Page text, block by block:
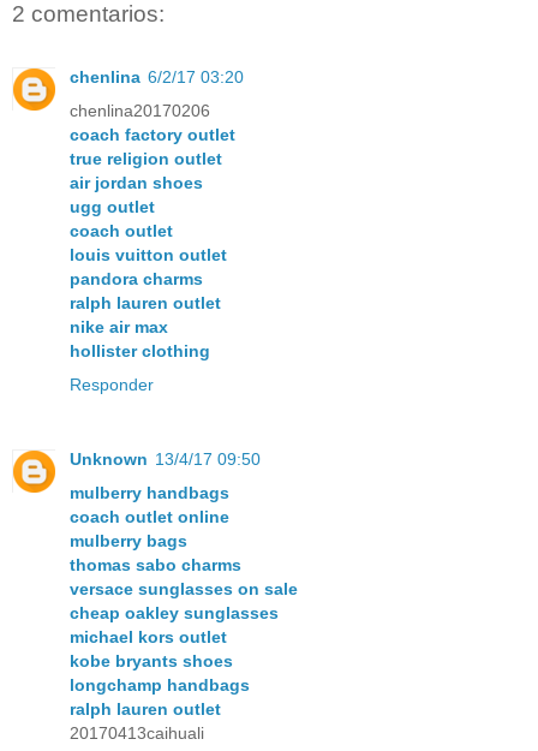
2 comentarios:
chenlina 6/2/17 03:20
chenlina20170206
coach factory outlet
true religion outlet
air jordan shoes
ugg outlet
coach outlet
louis vuitton outlet
pandora charms
ralph lauren outlet
nike air max
hollister clothing
Responder
Unknown 13/4/17 09:50
mulberry handbags
coach outlet online
mulberry bags
thomas sabo charms
versace sunglasses on sale
cheap oakley sunglasses
michael kors outlet
kobe bryants shoes
longchamp handbags
ralph lauren outlet
20170413caihuali